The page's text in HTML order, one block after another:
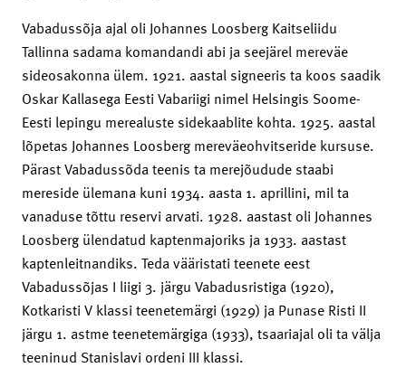
Vabadussõja ajal oli Johannes Loosberg Kaitseliidu
Tallinna sadama komandandi abi ja seejärel mereväe
sideosakonna ülem. 1921. aastal signeeris ta koos saadik
Oskar Kallasega Eesti Vabariigi nimel Helsingis Soome-
Eesti lepingu merealuste sidekaablite kohta. 1925. aastal
lõpetas Johannes Loosberg mereväeohvitseride kursuse.
Pärast Vabadussõda teenis ta merejõudude staabi
mereside ülemana kuni 1934. aasta 1. aprillini, mil ta
vanaduse tõttu reservi arvati. 1928. aastast oli Johannes
Loosberg ülendatud kaptenmajoriks ja 1933. aastast
kaptenleitnandiks. Teda vääristati teenete eest
Vabadussõjas I liigi 3. järgu Vabadusristiga (1920),
Kotkaristi V klassi teenetemärgi (1929) ja Punase Risti II
järgu 1. astme teenetemärgiga (1933), tsaariajal oli ta välja
teeninud Stanislavi ordeni III klassi.